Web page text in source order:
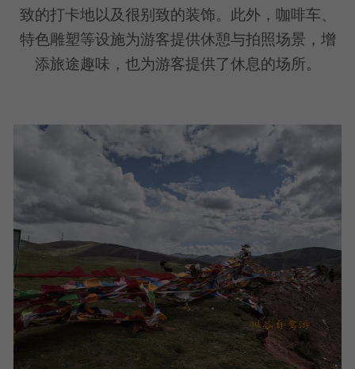
致的打卡地以及很别致的装饰。此外，咖啡车、
特色雕塑等设施为游客提供休憩与拍照场景，增
添旅途趣味，也为游客提供了休息的场所。